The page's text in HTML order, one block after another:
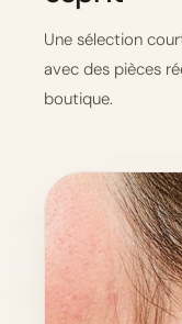
Une sélection
avec des pièces
boutique.